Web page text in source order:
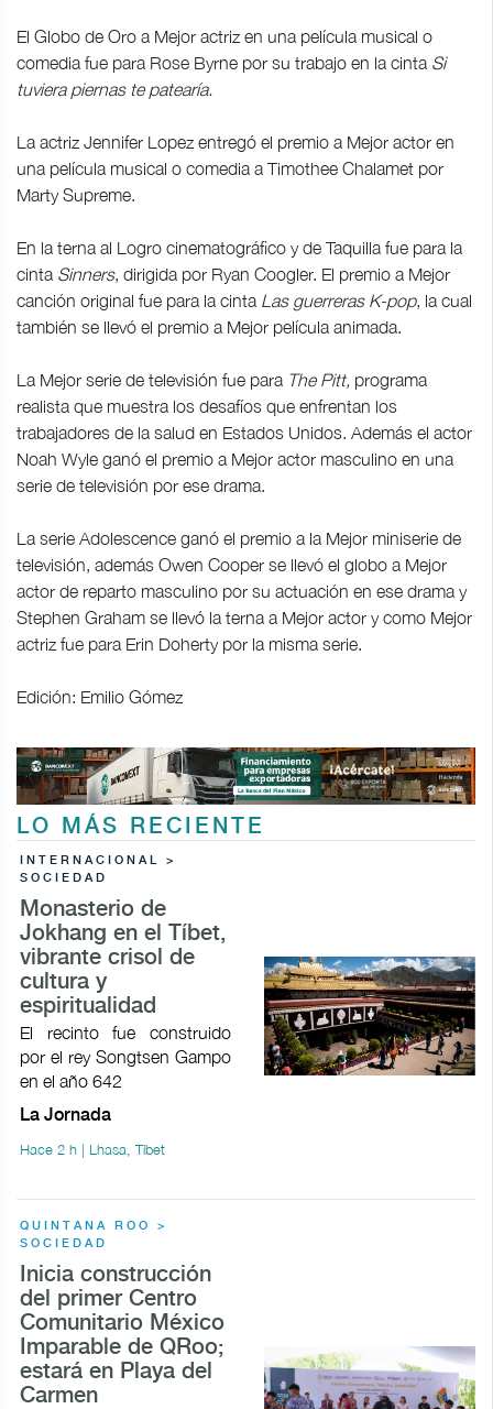
El Globo de Oro a Mejor actriz en una película musical o
comedia fue para Rose Byrne por su trabajo en la cinta Si
tuviera piernas te patearía.
La actriz Jennifer Lopez entregó el premio a Mejor actor en
una película musical o comedia a Timothee Chalamet por
Marty Supreme.
En la terna al Logro cinematográfico y de Taquilla fue para la
cinta Sinners, dirigida por Ryan Coogler. El premio a Mejor
canción original fue para la cinta Las guerreras K-pop, la cual
también se llevó el premio a Mejor película animada.
La Mejor serie de televisión fue para The Pitt, programa
realista que muestra los desafíos que enfrentan los
trabajadores de la salud en Estados Unidos. Además el actor
Noah Wyle ganó el premio a Mejor actor masculino en una
serie de televisión por ese drama.
La serie Adolescence ganó el premio a la Mejor miniserie de
televisión, además Owen Cooper se llevó el globo a Mejor
actor de reparto masculino por su actuación en ese drama y
Stephen Graham se llevó la terna a Mejor actor y como Mejor
actriz fue para Erin Doherty por la misma serie.
Edición: Emilio Gómez
LO MÁS RECIENTE
INTERNACIONAL >
SOCIEDAD
Monasterio de
Jokhang en el Tíbet,
vibrante crisol de
cultura y
espiritualidad
El recinto fue construido
por el rey Songtsen Gampo
en el año 642
La Jornada
Hace 2 h | Lhasa, Tíbet
QUINTANA ROO >
SOCIEDAD
Inicia construcción
del primer Centro
Comunitario México
Imparable de QRoo;
estará en Playa del
Carmen